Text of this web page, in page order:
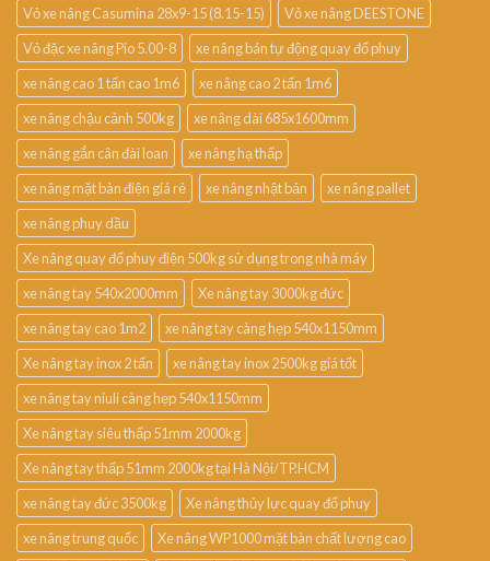
Vỏ xe nâng Casumina 28x9-15 (8.15-15)
Vỏ xe nâng DEESTONE
Vỏ đặc xe nâng Pio 5.00-8
xe nâng bán tự động quay đổ phuy
xe nâng cao 1 tấn cao 1m6
xe nâng cao 2 tấn 1m6
xe nâng chậu cảnh 500kg
xe nâng dài 685x1600mm
xe nâng gắn cân đài loan
xe nâng hạ thấp
xe nâng mặt bàn điện giá rẻ
xe nâng nhật bản
xe nâng pallet
xe nâng phuy dầu
Xe nâng quay đổ phuy điện 500kg sử dụng trong nhà máy
xe nâng tay 540x2000mm
Xe nâng tay 3000kg đức
xe nâng tay cao 1m2
xe nâng tay càng hẹp 540x1150mm
Xe nâng tay inox 2 tấn
xe nâng tay inox 2500kg giá tốt
xe nâng tay niuli càng hẹp 540x1150mm
Xe nâng tay siêu thấp 51mm 2000kg
Xe nâng tay thấp 51mm 2000kg tại Hà Nội/TP.HCM
xe nâng tay đức 3500kg
Xe nâng thủy lực quay đổ phuy
xe nâng trung quốc
Xe nâng WP1000 mặt bàn chất lượng cao